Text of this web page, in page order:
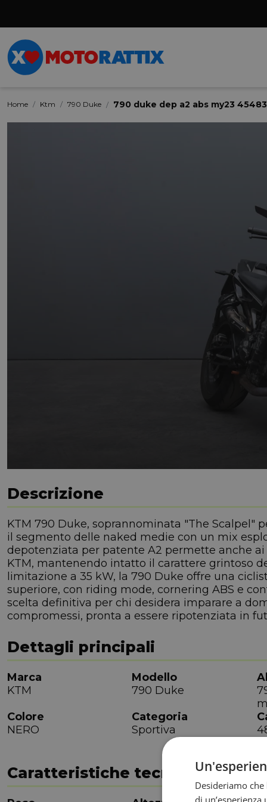
Home Ktm 790 Duke 790 duke dep a2 abs my23
Descrizione
KTM 790 Duke, soprannominata "The Scalpel"
il segmento delle naked medie con un mix
depotenziata per patente A2 permette anche
KTM, mantenendo intatto il carattere grintoso
limitazione a 35 kW, la 790 Duke offre una
superiore, con riding mode, cornering ABS e
scelta definitiva per chi desidera imparare a
compromessi, pronta a essere ripotenziata in
Dettagli principali
Marca
KTM
Modello
790 Duke
Colore
NERO
Categoria
Sportiva
Caratteristiche tecniche
Desideriamo
di